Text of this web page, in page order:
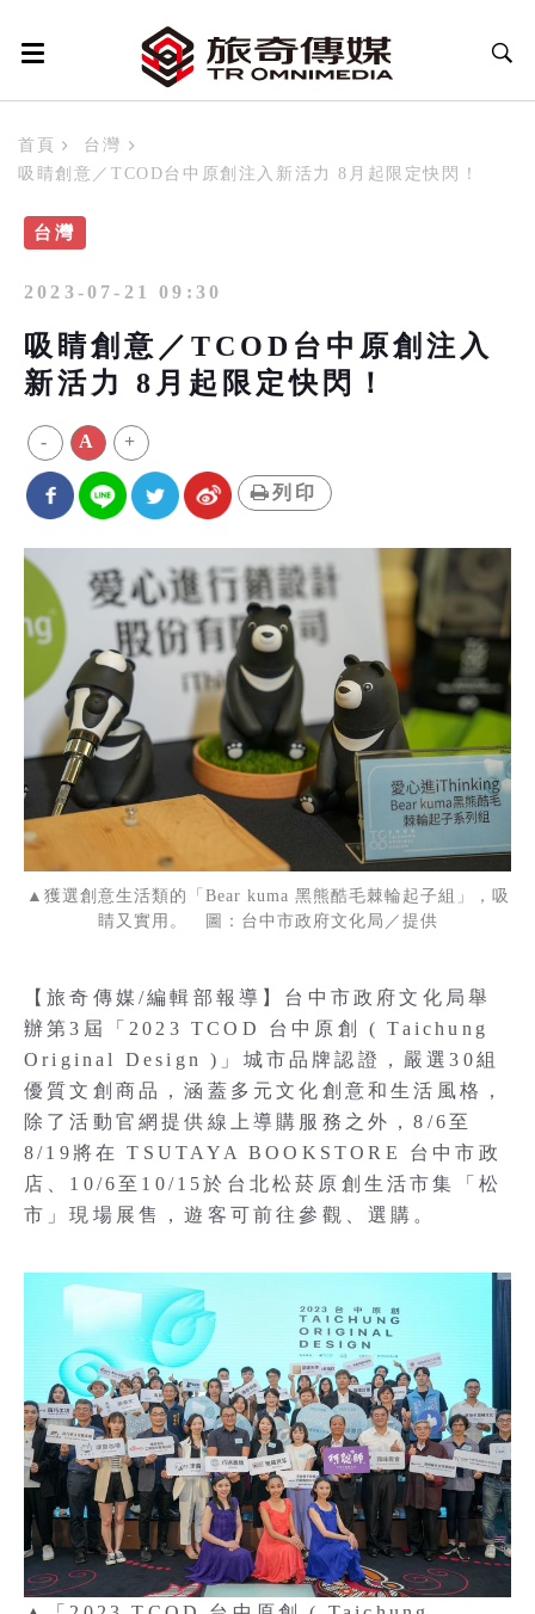
首頁
台灣
吸睛創意／TCOD台中原創注入新活力 8月起限定快閃！
台灣
2023-07-21 09:30
吸睛創意／TCOD台中原創注入
新活力 8月起限定快閃！
- A +
列印
▲獲選創意生活類的「Bear kuma 黑熊酷毛棘輪起子組」，吸
睛又實用。 圖：台中市政府文化局／提供
【旅奇傳媒/編輯部報導】台中市政府文化局舉
辦第3屆「2023 TCOD 台中原創 ( Taichung
Original Design )」城市品牌認證，嚴選30組
優質文創商品，涵蓋多元文化創意和生活風格，
除了活動官網提供線上導購服務之外，8/6至
8/19將在 TSUTAYA BOOKSTORE 台中市政
店、10/6至10/15於台北松菸原創生活市集「松
市」現場展售，遊客可前往參觀、選購。